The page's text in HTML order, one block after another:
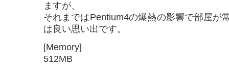
ますが、
それまではPentium4の爆熱の影響で部屋が
は良い思い出です。
[Memory]
512MB